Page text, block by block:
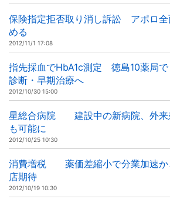
保険指定拒否取り消し訴訟 アポロ全
める
2012/11/1 17:08
指先採血でHbA1c測定 徳島10薬局で
診断・早期治療へ
2012/10/30 15:00
星総合病院 建設中の新病院、外来
も可能に
2012/10/25 10:30
消費増税 薬価差縮小で分業加速か
店期待
2012/10/19 10:30